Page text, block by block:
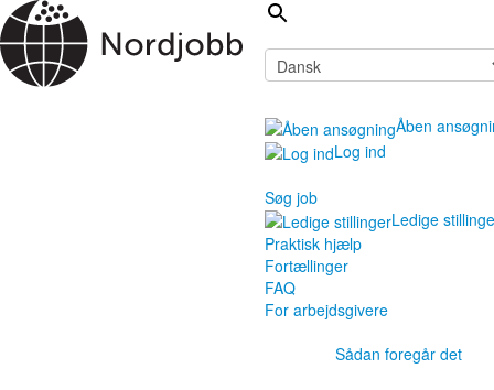
Åben
Log ind
Søg job
Ledige
Praktisk hjælp
Fortællinger
FAQ
For arbejdsgivere
Sådan foregår det